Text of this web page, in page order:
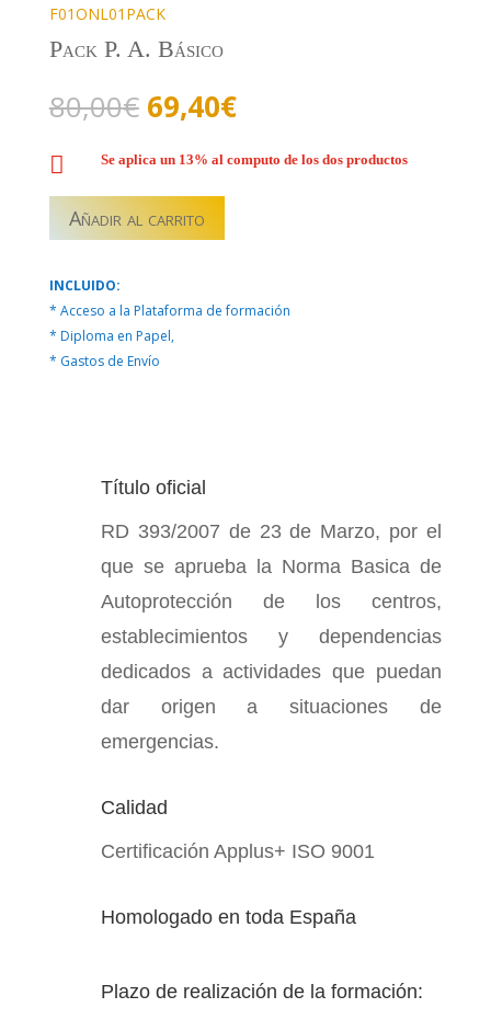
papel
Online
F01ONL01PACK
Pack P. A. Básico
80,00€ El
precio
original
80,00€.
69,40€El
precio
actual
es:
 Se aplica un 13% al computo de los dos productos
Añadir al carrito
INCLUIDO:
* Acceso a la Plataforma de formación
* Diploma en Papel,
* Gastos de Envío
Título oficial
RD 393/2007 de 23 de Marzo, por el
que se aprueba la Norma Basica de
Autoprotección de los centros,
establecimientos y dependencias
dedicados a actividades que puedan
dar origen a situaciones de
emergencias.
Calidad
Certificación Applus+ ISO 9001
Homologado en toda España
Plazo de realización de la formación: